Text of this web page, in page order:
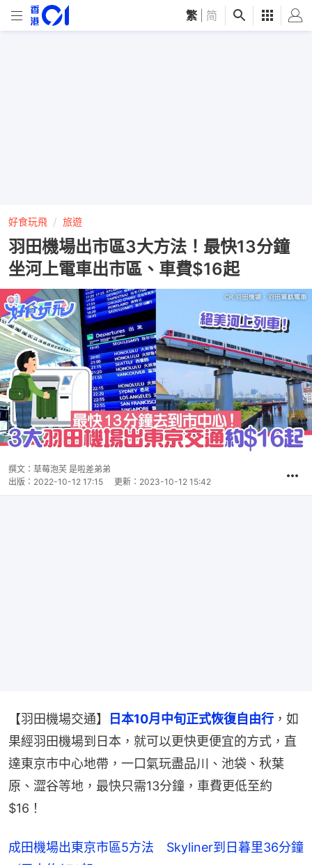
繁 简
好食玩飛 旅遊
羽田機場出市區3大方法！最快13分鐘
坐河上電車出市區、車費$16起
撰文： 草莓泡芙 是啦差弟弟
出版： 2022-10-12 17:15 更新： 2023-10-12 15:42
【羽田機場交通】 日本10月中旬正式恢復自由行 ，如
果經羽田機場到日本，就可以更快更便宜的方式，直
達東京市中心地帶，一口氣玩盡品川、池袋、秋葉
原、澀谷等地，最快只需13分鐘，車費更低至約
$16！
成田機場出東京市區5方法 Skyliner到日暮里36分鐘